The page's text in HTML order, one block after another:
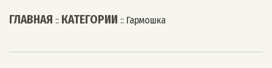
ГЛАВНАЯ :: КАТЕГОРИИ :: Гармошка